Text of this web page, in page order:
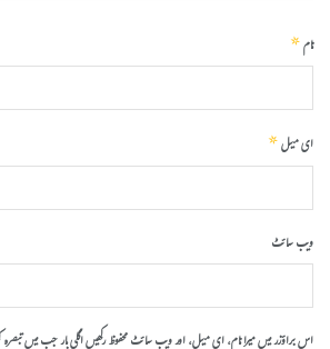
نام*
ای میل*
ویب‌ سائٹ